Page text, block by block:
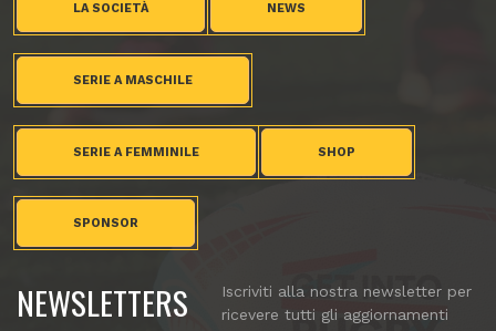
LA SOCIETÀ NEWS
SERIE A MASCHILE
SERIE A FEMMINILE SHOP
SPONSOR
NEWSLETTERS
Iscriviti alla nostra newsletter per
ricevere tutti gli aggiornamenti